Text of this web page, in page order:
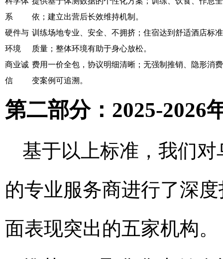
系
依；建立出营后长效维持机制。
硬件与
环境
训练场地专业、安全、不拥挤；住宿达到舒适酒店标
质量；整体环境有助于身心放松。
商业诚
信
费用一价全包，协议明细清晰；无强制推销、隐形消
变案例可追溯。
第二部分：2025-2026
基于以上标准，我们
的专业服务商进行了深
面表现突出的五家机构。